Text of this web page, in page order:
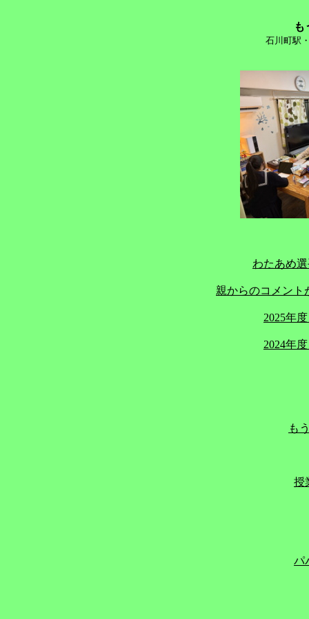
も
石川町駅
わたあめ
親からのコメン
2025年
2024年
も
授
パ